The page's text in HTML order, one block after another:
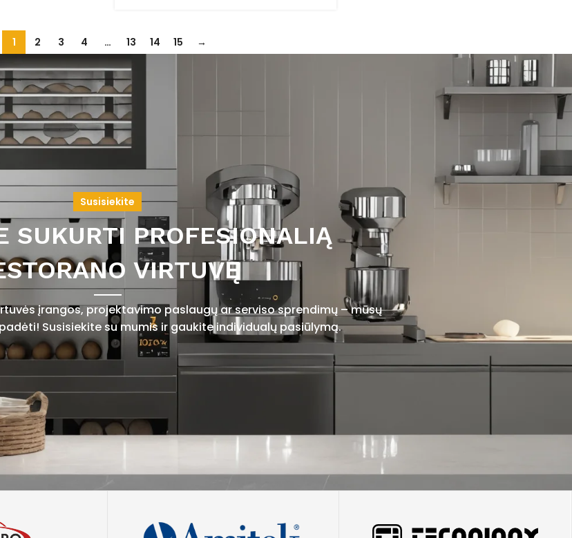
1 2 3 4 … 13 14 15 →
Susisiekite
SUKURTI PROFESIONALIĄ
VIRTUVĘ
įrangos, projektavimo paslaugų ar serviso sprendimų – mūsų
Susisiekite su mumis ir gaukite individualų pasiūlymą.